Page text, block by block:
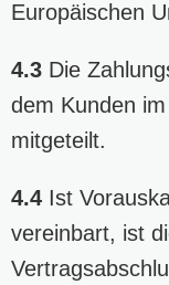
Europäischen
4.3 Die
dem Kunden
mitgeteilt.
4.4 Ist
vereinbart, ist